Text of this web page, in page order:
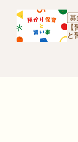
募
【
と